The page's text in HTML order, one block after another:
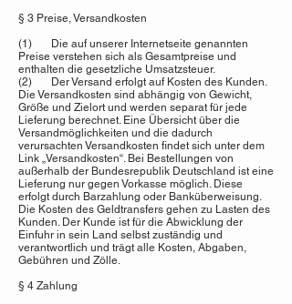
§ 3 Preise, Versandkosten
(1) Die auf unserer Internetseite genannten
Preise verstehen sich als Gesamtpreise und
enthalten die gesetzliche Umsatzsteuer.
(2) Der Versand erfolgt auf Kosten des Kunden.
Die Versandkosten sind abhängig von Gewicht,
Größe und Zielort und werden separat für jede
Lieferung berechnet. Eine Übersicht über die
Versandmöglichkeiten und die dadurch
verursachten Versandkosten findet sich unter dem
Link „Versandkosten“. Bei Bestellungen von
außerhalb der Bundesrepublik Deutschland ist eine
Lieferung nur gegen Vorkasse möglich. Diese
erfolgt durch Barzahlung oder Banküberweisung.
Die Kosten des Geldtransfers gehen zu Lasten des
Kunden. Der Kunde ist für die Abwicklung der
Einfuhr in sein Land selbst zuständig und
verantwortlich und trägt alle Kosten, Abgaben,
Gebühren und Zölle.
§ 4 Zahlung